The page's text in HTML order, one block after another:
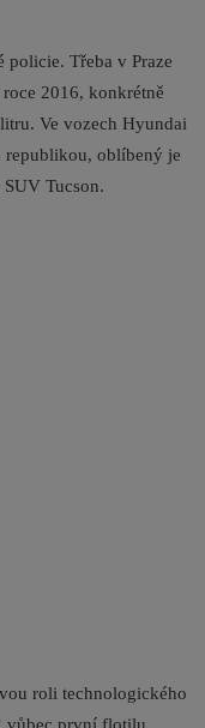
policie. Třeba v Praze
2016, konkrétně
Ve vozech Hyundai
republikou, oblíbený je
Tucson.
roli technologického